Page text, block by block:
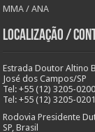
MMA / ANA
Localização /
Estrada Doutor Altino
José dos Campos/SP
Tel: +55 (12) 3205-0200
Tel: +55 (12) 3205-0201
Rodovia Presidente
SP, Brasil